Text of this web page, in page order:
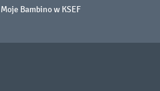
Moje Bambino w KSEF